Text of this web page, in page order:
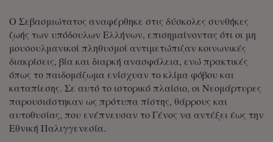
Ο Σεβασμιώτατος αναφέρθηκε στις δύσκολες συνθήκες
ζωής των υπόδουλων Ελλήνων, επισημαίνοντας ότι οι μη
μουσουλμανικοί πληθυσμοί αντιμετώπιζαν κοινωνικές
διακρίσεις, βία και διαρκή ανασφάλεια, ενώ πρακτικές
όπως το παιδομάζωμα ενίσχυαν το κλίμα φόβου και
καταπίεσης. Σε αυτό το ιστορικό πλαίσιο, οι Νεομάρτυρες
παρουσιάστηκαν ως πρότυπα πίστης, θάρρους και
αυτοθυσίας, που ενέπνευσαν το Γένος να αντέξει έως την
Εθνική Παλιγγενεσία.